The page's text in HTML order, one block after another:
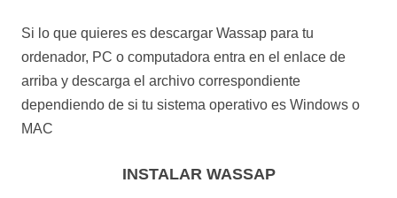
Si lo que quieres es descargar Wassap para tu
ordenador, PC o computadora entra en el enlace de
arriba y descarga el archivo correspondiente
dependiendo de si tu sistema operativo es Windows o
MAC
INSTALAR WASSAP